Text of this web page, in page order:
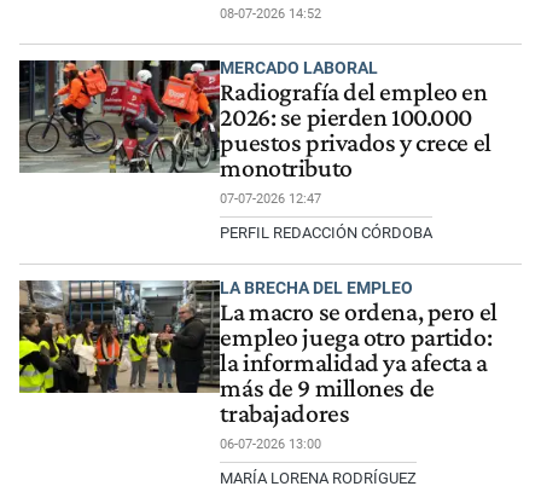
08-07-2026 14:52
MERCADO LABORAL
Radiografía del empleo en
2026: se pierden 100.000
puestos privados y crece el
monotributo
07-07-2026 12:47
PERFIL REDACCIÓN CÓRDOBA
LA BRECHA DEL EMPLEO
La macro se ordena, pero el
empleo juega otro partido:
la informalidad ya afecta a
más de 9 millones de
trabajadores
06-07-2026 13:00
MARÍA LORENA RODRÍGUEZ